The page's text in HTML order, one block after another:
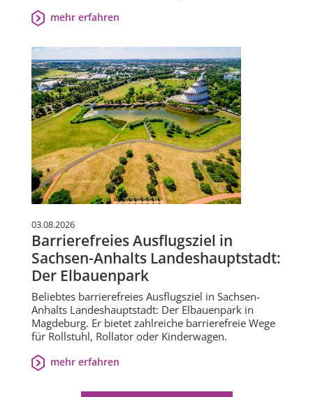
mehr erfahren
03.08.2026
Barrierefreies Ausflugsziel in
Sachsen-Anhalts Landeshauptstadt:
Der Elbauenpark
Beliebtes barrierefreies Ausflugsziel in Sachsen-
Anhalts Landeshauptstadt: Der Elbauenpark in
Magdeburg. Er bietet zahlreiche barrierefreie Wege
für Rollstuhl, Rollator oder Kinderwagen.
mehr erfahren